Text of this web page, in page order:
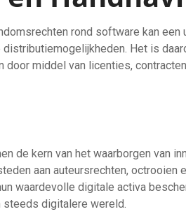
rond software kan een
Het is
door middel van licenties,
de kern van het waarborgen van
aan auteursrechten, octrooien
waardevolle digitale activa
digitalere wereld.